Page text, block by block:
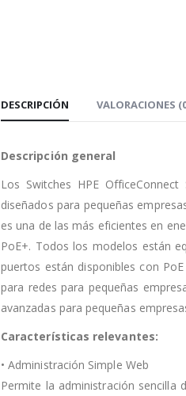
DESCRIPCIÓN VALORACIONES
Descripción general
Los Switches HPE
diseñados para pequeñas
es una de las más eficientes en
PoE+. Todos los modelos están
puertos están disponibles con
para redes para pequeñas
avanzadas para pequeñas
Características relevantes:
• Administración Simple Web
Permite la administración